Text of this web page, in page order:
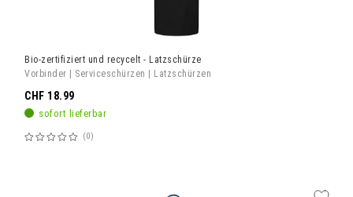
Bio-zertifiziert und recycelt - Latzschürze
Vorbinder | Serviceschürzen | Latzschürzen
sofort lieferbar
Bewertung:
0
CHF 18.99